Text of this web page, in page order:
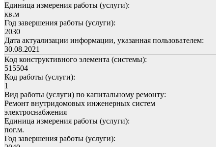
Единица измерения работы (услуги):
кв.м
Год завершения работы (услуги):
2030
Дата актуализации информации, указанная пользователем:
30.08.2021
Код конструктивного элемента (системы):
515504
Код работы (услуги):
1
Вид работы (услуги) по капитальному ремонту:
Ремонт внутридомовых инженерных систем
электроснабжения
Единица измерения работы (услуги):
пог.м.
Год завершения работы (услуги):